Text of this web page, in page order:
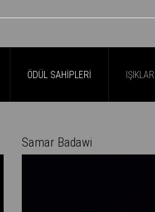
ÖDÜL SAHIPLERI IŞIKLAR
Samar Badawi